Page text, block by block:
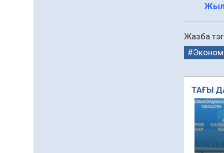
Жазба
ТАҒЫ